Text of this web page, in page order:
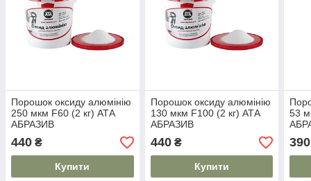
Порошок оксиду алюмінію
250 мкм F60 (2 кг) АТА
АБРАЗИВ
440 ₴
Купити
Порошок оксиду алюмінію
130 мкм F100 (2 кг) АТА
АБРАЗИВ
440₴
Купити
53
390